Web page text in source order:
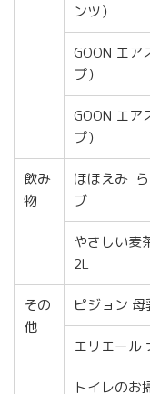
ンツ）
GOON エア
プ）
GOON エア
プ）
飲み
物
ほほえみ
ブ
やさしい麦
2L
その
他
ピジョン 母
エリエール
トイレのお